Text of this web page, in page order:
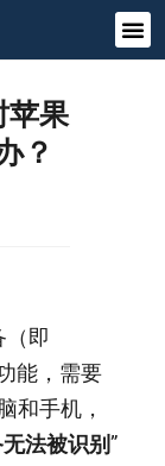
苹果
？
（即
能，需要
和手机，
法被识别”